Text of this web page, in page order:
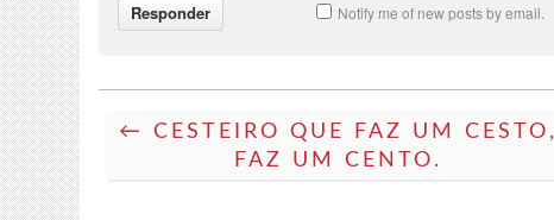
Notify me of new posts by email.
← CESTEIRO QUE FAZ UM CESTO,
FAZ UM CENTO.